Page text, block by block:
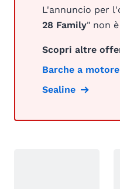
L'annuncio per
28 Family" non
Scopri altre
Barche a motore
Sealine